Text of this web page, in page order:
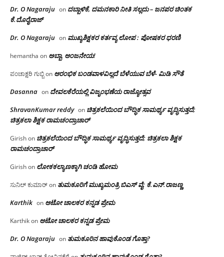
Dr. O Nagaraju on ದಬ್ಬಾಳಿಕೆ, ದಮನಕಾರಿ ನೀತಿ ಸಲ್ಲದು – ಜನಪರ ಚಿಂತಕ
ಕೆ.ದೊರೈರಾಜ್
Dr. O Nagaraju on ಮುಖ್ಯಶಿಕ್ಷಕರ ಕರ್ತವ್ಯ ಲೋಪ : ಪೋಷಕರ ಧರಣಿ
hemantha on ಅಬ್ಬಾ, ಆಂಜನೇಯ!
ಪಂಚಾಕ್ಷರಿ ಗುಬ್ಬಿon ಆರಂಭಿಕ ಬಂಡವಾಳವಿಲ್ಲದೆ ಬೆಳೆಯುವ ಬೆಳೆ- ಮಿಡಿ ಸೌತೆ
Dasanna on ದೇವಲಕೆರೆಯಲ್ಲಿ ವಿಜೃಂಭಣೆಯ ರಾಜ್ಯೋತ್ಸವ
ShravanKumar reddy on ಚಿತ್ರಕಲೆಯಿಂದ ಬೌದ್ಧಿಕ ಸಾಮರ್ಥ್ಯ ವೃದ್ಧಿಸುತ್ತದೆ;
ಚಿತ್ರಕಲಾ ಶಿಕ್ಷಕ ರಾಮಚಂದ್ರಾಚಾರ್
Girishon ಚಿತ್ರಕಲೆಯಿಂದ ಬೌದ್ಧಿಕ ಸಾಮರ್ಥ್ಯ ವೃದ್ಧಿಸುತ್ತದೆ; ಚಿತ್ರಕಲಾ ಶಿಕ್ಷಕ
ರಾಮಚಂದ್ರಾಚಾರ್
Girishon ಲೋಕಕಲ್ಯಾಣಕ್ಕಾಗಿ ಚಂಡಿ ಹೋಮ
ಸುನಿಲ್ ಕುಮಾರ್on ತುಮಕೂರಿಗೆ ಮುಖ್ಯಮಂತ್ರಿ ಬಿಎಸ್ ವೈ: ಕೆ.ಎನ್.ರಾಜಣ್ಣ
Karthik on ಆಟೋ ಚಾಲಕರ ಕನ್ನಡ ಪ್ರೇಮ
Karthikon ಆಟೋ ಚಾಲಕರ ಕನ್ನಡ ಪ್ರೇಮ
Dr. O Nagaraju on ತುಮಕೂರಿನ ಹಾವುಕೊಂಡ ಗೊತ್ತಾ?